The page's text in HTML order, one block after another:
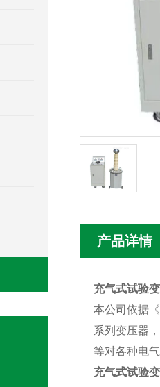
产品详情
充气式试验
本公司依据
系列变压器
等对各种电
充气式试验